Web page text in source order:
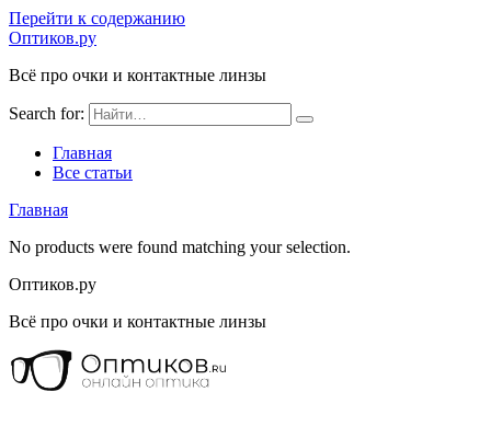
Перейти к содержанию
Оптиков.ру
Всё про очки и контактные линзы
Search for:
Главная
Все статьи
Главная
No products were found matching your selection.
Оптиков.ру
Всё про очки и контактные линзы